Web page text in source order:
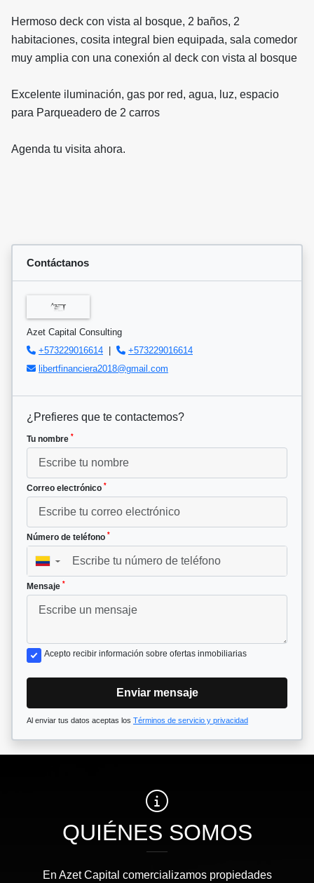
Hermoso deck con vista al bosque, 2 baños, 2
habitaciones, cosita integral bien equipada, sala comedor
muy amplia con una conexión al deck con vista al bosque
Excelente iluminación, gas por red, agua, luz, espacio
para Parqueadero de 2 carros
Agenda tu visita ahora.
Contáctanos
Azet Capital Consulting
+573229016614 |
+573229016614
libertfinanciera2018@gmail.com
¿Prefieres que te contactemos?
Tu nombre *
Correo electrónico *
Número de teléfono *
▼
Mensaje *
Acepto recibir información sobre ofertas inmobiliarias
Enviar mensaje
Al enviar tus datos aceptas los Términos de servicio y privacidad
QUIÉNES SOMOS
En Azet Capital comercializamos propiedades